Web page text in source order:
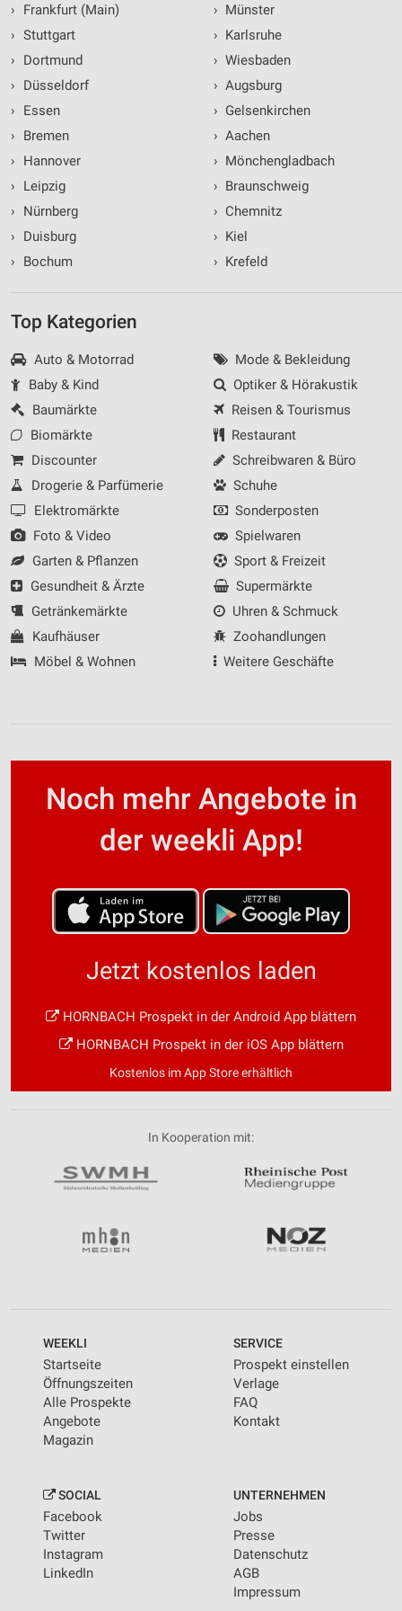
›
Frankfurt (Main)
› Stuttgart
›
Dortmund
›
Düsseldorf
›
Essen
›
Bremen
›
Hannover
›
Leipzig
›
Nürnberg
›
Duisburg
›
Bochum
› Münster
› Karlsruhe
› Wiesbaden
› Augsburg
› Gelsenkirchen
› Aachen
› Mönchengladbach
› Braunschweig
› Chemnitz
› Kiel
› Krefeld
Top Kategorien
Auto & Motorrad
Baby & Kind
Baumärkte
Biomärkte
Discounter
Drogerie & Parfümerie
Elektromärkte
Foto & Video
Garten & Pflanzen
Gesundheit & Ärzte
Getränkemärkte
Kaufhäuser
Möbel & Wohnen
Mode & Bekleidung
Optiker & Hörakustik
Reisen & Tourismus
Restaurant
Schreibwaren & Büro
Schuhe
Sonderposten
Spielwaren
Sport & Freizeit
Supermärkte
Uhren & Schmuck
Zoohandlungen
Weitere Geschäfte
Noch mehr Angebote in
der weekli App!
Jetzt kostenlos laden
HORNBACH Prospekt in der Android App blättern
HORNBACH Prospekt in der iOS App blättern
Kostenlos im App Store erhältlich
In Kooperation mit:
WEEKLI
Startseite
Öffnungszeiten
Alle Prospekte
Angebote
Magazin
SERVICE
Prospekt einstellen
Verlage
FAQ
Kontakt
SOCIAL
Facebook
Twitter
Instagram
LinkedIn
UNTERNEHMEN
Jobs
Presse
Datenschutz
AGB
Impressum
Verwendung von Profilen zur Auswahl
personalisierter Werbung
Erstellung von Profilen zur Personalisierung
Verwendung von Profilen zur Auswahl
Messung der Werbeleistung
Messung der Performance von Inhalten
Analyse von Zielgruppen durch Statistiken oder
Quellen
Inhalten
IAB-Besonderheiten:
Verwendung genauer Standortdaten
Informationen identifizieren
Nicht-IAB-Verarbeitungszwecke:
Performance
Funktional
Werbung